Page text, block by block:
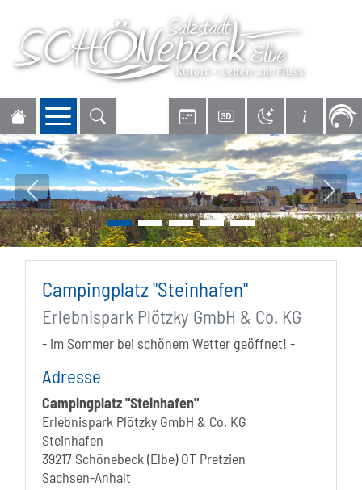
Navigation öffnen
Vorheriges Bild
Campingplatz "Steinhafen"
Erlebnispark Plötzky GmbH & Co. KG
- im Sommer bei schönem Wetter geöffnet! -
Adresse
Campingplatz "Steinhafen"
Erlebnispark Plötzky GmbH & Co. KG
Steinhafen
39217 Schönebeck (Elbe) OT Pretzien
Sachsen-Anhalt